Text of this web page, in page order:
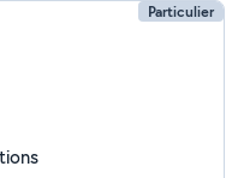
Particulier